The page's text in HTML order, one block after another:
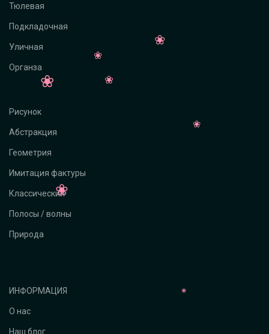
Тюлевая
Подкладочная
Уличная
Органза
Рисунок
Абстракция
Геометрия
Имитация фактуры
Классический
Полосы / волны
Природа
ИНФОРМАЦИЯ
О нас
Наш блог